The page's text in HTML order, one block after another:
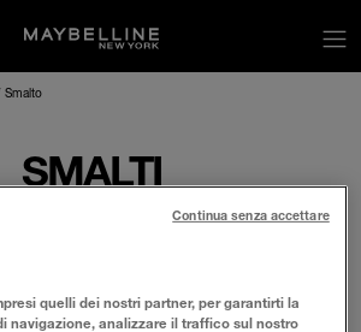
Smalto
SMALTI
di
in sette colori conasciugatura
quelli dei nostri partner, per garantirti la
navigazione, analizzare il traffico sul nostro
Continua senza accettare